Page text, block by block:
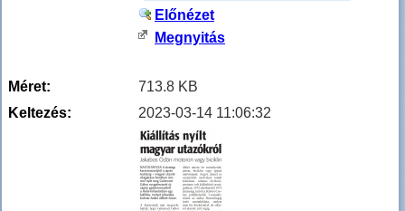
Előnézet
Megnyitás
Méret:
713.8 KB
Keltezés:
2023-03-14 11:06:32